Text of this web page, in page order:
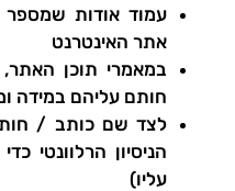
עמוד אודות שמספר
אתר האינטרנט
במאמרי תוכן
חותם עליהם במידה
הניסיון הרלוונטי
עליו)